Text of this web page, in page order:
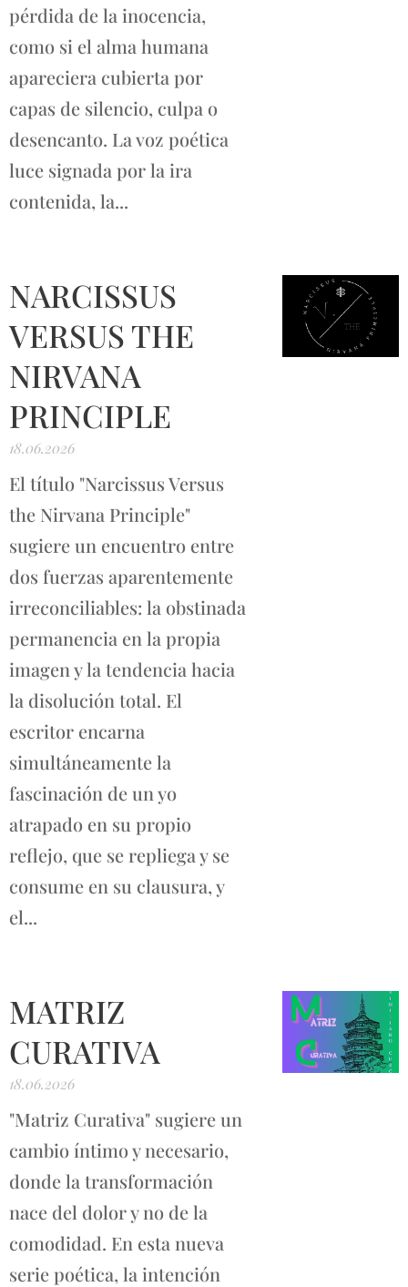
pérdida de la inocencia,
como si el alma humana
apareciera cubierta por
capas de silencio, culpa o
desencanto. La voz poética
luce signada por la ira
contenida, la...
NARCISSUS
VERSUS THE
NIRVANA
PRINCIPLE
18.06.2026
El título "Narcissus Versus
the Nirvana Principle"
sugiere un encuentro entre
dos fuerzas aparentemente
irreconciliables: la obstinada
permanencia en la propia
imagen y la tendencia hacia
la disolución total. El
escritor encarna
simultáneamente la
fascinación de un yo
atrapado en su propio
reflejo, que se repliega y se
consume en su clausura, y
el...
MATRIZ
CURATIVA
18.06.2026
"Matriz Curativa" sugiere un
cambio íntimo y necesario,
donde la transformación
nace del dolor y no de la
comodidad. En esta nueva
serie poética, la intención